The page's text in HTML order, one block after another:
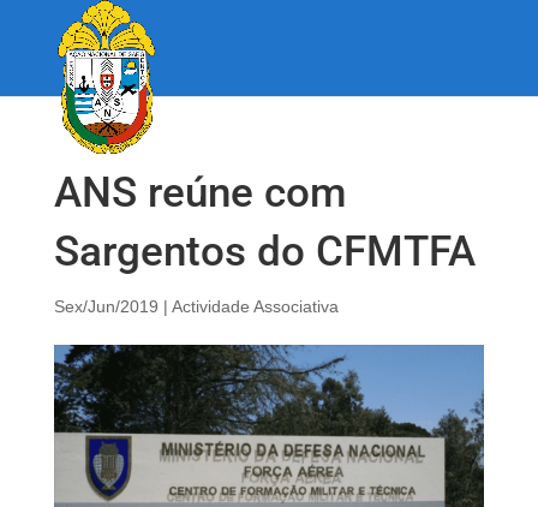
ANS reúne com
Sargentos do CFMTFA
Sex/Jun/2019 | Actividade Associativa